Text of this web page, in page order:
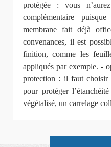
protégée : vous
complémentaire
membrane fait déjà
convenances, il est
finition, comme les
appliqués par exemple. -
protection : il faut choisir
pour protéger
végétalisé, un carrelage